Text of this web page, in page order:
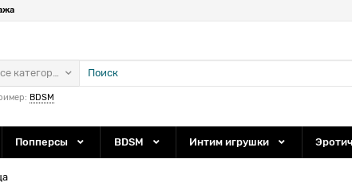
категории
BDSM
Попперсы BDSM Интим игрушки